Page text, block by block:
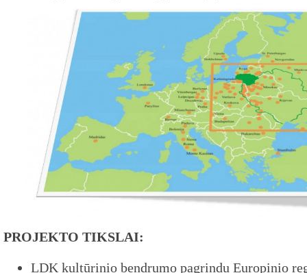
PROJEKTO TIKSLAI:
LDK kultūrinio bendrumo pagrindu Europinio